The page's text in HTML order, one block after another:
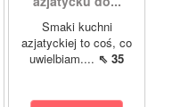
Smaki kuchni
azjatyckiej to coś, co
uwielbiam.... ⇖ 35